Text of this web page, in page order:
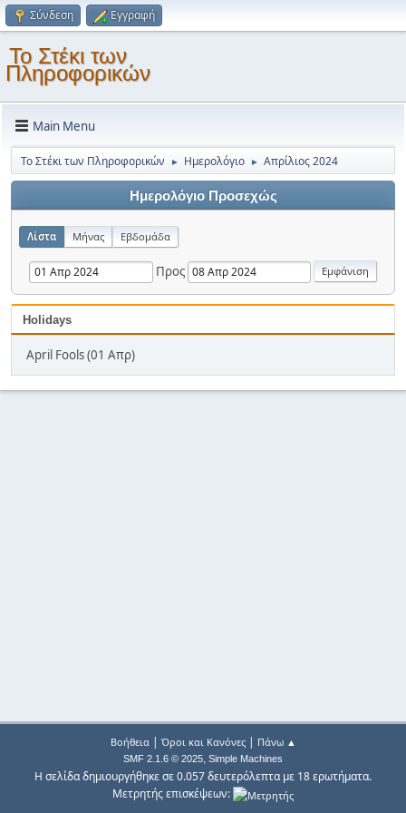
Σύνδεση Εγγραφή
Το Στέκι των
Πληροφορικών
Main Menu
Το Στέκι των Πληροφορικών ► Ημερολόγιο ► Απρίλιος 2024
Ημερολόγιο Προσεχώς
Λίστα Μήνας Εβδομάδα
Προς
Holidays
April Fools (01 Απρ)
Βοήθεια| Όροι και Κανόνες| Πάνω ▲
SMF 2.1.6 © 2025, Simple Machines
Η σελίδα δημιουργήθηκε σε 0.057 δευτερόλεπτα με 18 ερωτήματα.
Μετρητής επισκέψεων: